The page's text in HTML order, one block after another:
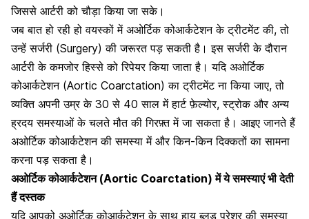
जिससे आर्टरी को चौड़ा किया जा सके।
जब बात हो रही हो वयस्कों में अओर्टिक कोआर्कटेशन के ट्रीटमेंट की, तो
उन्हें सर्जरी (Surgery) की जरूरत पड़ सकती है। इस सर्जरी के दौरान
आर्टरी के कमजोर हिस्से को रिपेयर किया जाता है। यदि अओर्टिक
कोआर्कटेशन (Aortic Coarctation) का ट्रीटमेंट ना किया जाए, तो
व्यक्ति अपनी उम्र के 30 से 40 साल में हार्ट फ़ेल्योर,स्ट्रोकऔर अन्य
ह्रदय समस्याओं के चलते मौत की गिरफ़्त में जा सकता है। आइए जानते हैं
अओर्टिक कोआर्कटेशन की समस्या में और किन-किन दिक्कतों का सामना
करना पड़ सकता है।
अओर्टिक कोआर्कटेशन (Aortic Coarctation) में ये समस्याएं भी देती
हैं दस्तक
यदि आपको अओर्टिक कोआर्कटेशन के साथ हाय ब्लड प्रेशर की समस्या